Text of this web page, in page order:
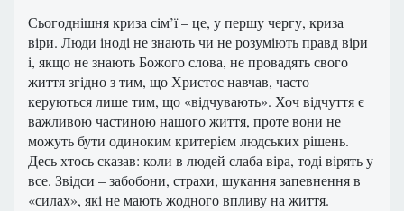
Сьогоднішня криза сім’ї – це, у першу чергу, криза
віри. Люди іноді не знають чи не розуміють правд віри
і, якщо не знають Божого слова, не провадять свого
життя згідно з тим, що Христос навчав, часто
керуються лише тим, що «відчувають». Хоч відчуття є
важливою частиною нашого життя, проте вони не
можуть бути одиноким критерієм людських рішень.
Десь хтось сказав: коли в людей слаба віра, тоді вірять у
все. Звідси – забобони, страхи, шукання запевнення в
«силах», які не мають жодного впливу на життя.